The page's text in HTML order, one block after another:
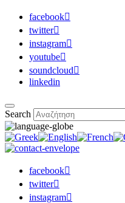
facebook
twitter
instagram
youtube
soundcloud
linkedin
Search
facebook
twitter
instagram